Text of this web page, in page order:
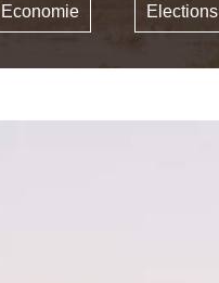
Economie Elections